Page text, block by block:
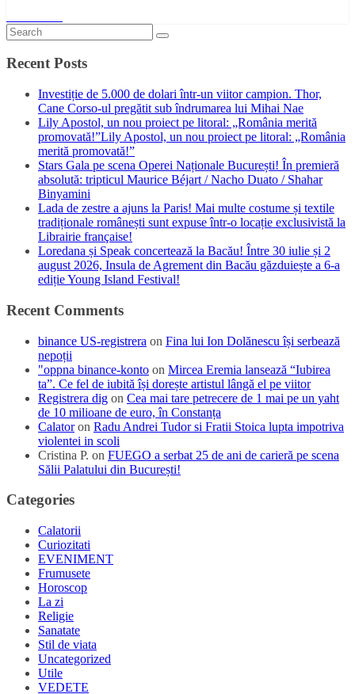
Recent Posts
Investiție de 5.000 de dolari într-un viitor campion. Thor,
Cane Corso-ul pregătit sub îndrumarea lui Mihai Nae
Lily Apostol, un nou proiect pe litoral: „România merită
promovată!”Lily Apostol, un nou proiect pe litoral: „România
merită promovată!”
Stars Gala pe scena Operei Naționale București! În premieră
absolută: tripticul Maurice Béjart / Nacho Duato / Shahar
Binyamini
Lada de zestre a ajuns la Paris! Mai multe costume și textile
tradiționale românești sunt expuse într-o locație exclusivistă la
Librairie française!
Loredana și Speak concertează la Bacău! Între 30 iulie și 2
august 2026, Insula de Agrement din Bacău găzduiește a 6-a
ediție Young Island Festival!
Recent Comments
binance US-registrera on Fina lui Ion Dolănescu își serbează
nepoții
"oppna binance-konto on Mircea Eremia lansează “Iubirea
ta”. Ce fel de iubită își dorește artistul lângă el pe viitor
Registrera dig on Cea mai tare petrecere de 1 mai pe un yaht
de 10 milioane de euro, în Constanța
Calatoron Radu Andrei Tudor si Fratii Stoica lupta impotriva
violentei in scoli
Cristina P. on FUEGO a serbat 25 de ani de carieră pe scena
Sălii Palatului din București!
Categories
Calatorii
Curiozitati
EVENIMENT
Frumusete
Horoscop
La zi
Religie
Sanatate
Stil de viata
Uncategorized
Utile
VEDETE